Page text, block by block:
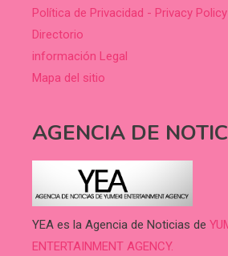
Política de Privacidad - Privacy Policy
Directorio
información Legal
Mapa del sitio
AGENCIA DE
YEA es la Agencia de Noticias de
ENTERTAINMENT AGENCY.